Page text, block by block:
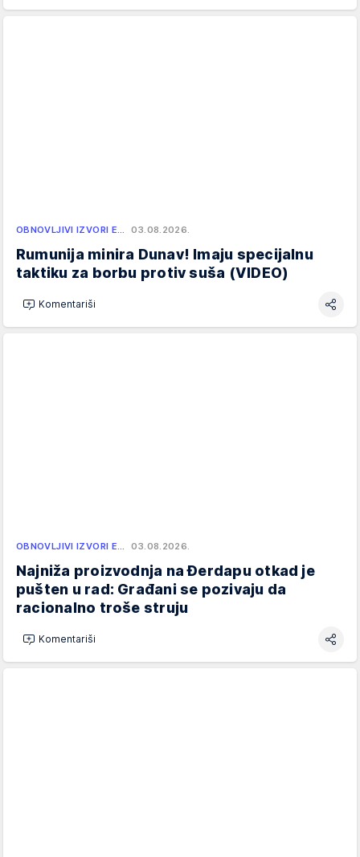
OBNOVLJIVI IZVORI E… 03.08.2026.
Rumunija minira Dunav! Imaju specijalnu
taktiku za borbu protiv suša (VIDEO)
Komentariši
OBNOVLJIVI IZVORI E… 03.08.2026.
Najniža proizvodnja na Đerdapu otkad je
pušten u rad: Građani se pozivaju da
racionalno troše struju
Komentariši